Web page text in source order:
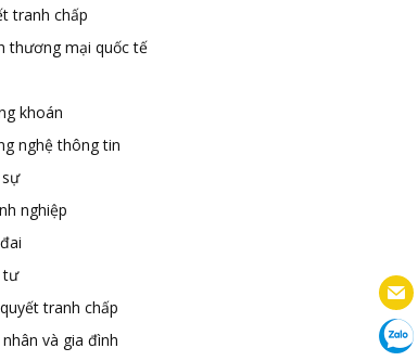
tranh chấp
thương mại quốc tế
khoán
nghệ thông tin
nghiệp
tư
tranh chấp
và gia đình